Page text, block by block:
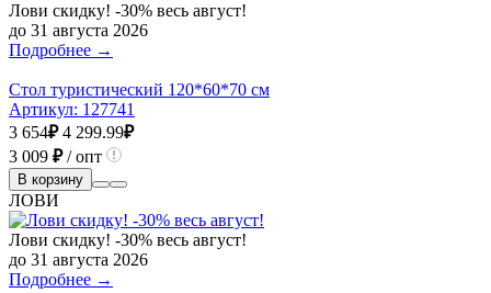
Лови скидку! -30% весь август!
до 31 августа 2026
Подробнее →
Стол туристический 120*60*70 см
Артикул: 127741
3 654₽ 4 299.99₽
3 009 ₽/ опт
В корзину
ЛОВИ
Лови скидку! -30% весь август!
до 31 августа 2026
Подробнее →